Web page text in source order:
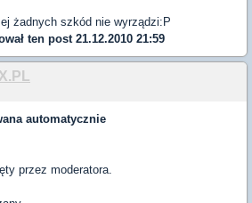
żadnych szkód nie wyrządzi:P
ten post 21.12.2010 21:59
automatycznie
przez moderatora.